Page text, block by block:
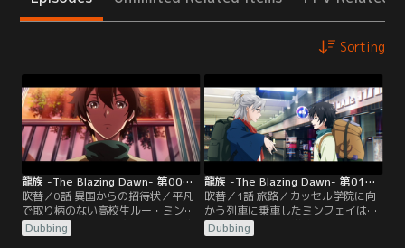
Sorting
龍族 -The Blazing Dawn- 第00話／吹替
吹替／0話 異国からの招待状／平凡
で取り柄のない高校生ルー・ミンフ
ェイのもとにある日突然、異国の学
校から謎めいた入学招待状が届く。
Dubbing
龍族 -The Blazing Dawn- 第01話／吹替
吹替／1話 旅路／カッセル学院に向
かう列車に乗車したミンフェイは、
ユルゲン教授から学院の真の目的に
ついて明かされる。この世界には太
Dubbing